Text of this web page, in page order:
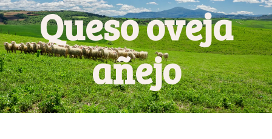
Queso oveja
añejo